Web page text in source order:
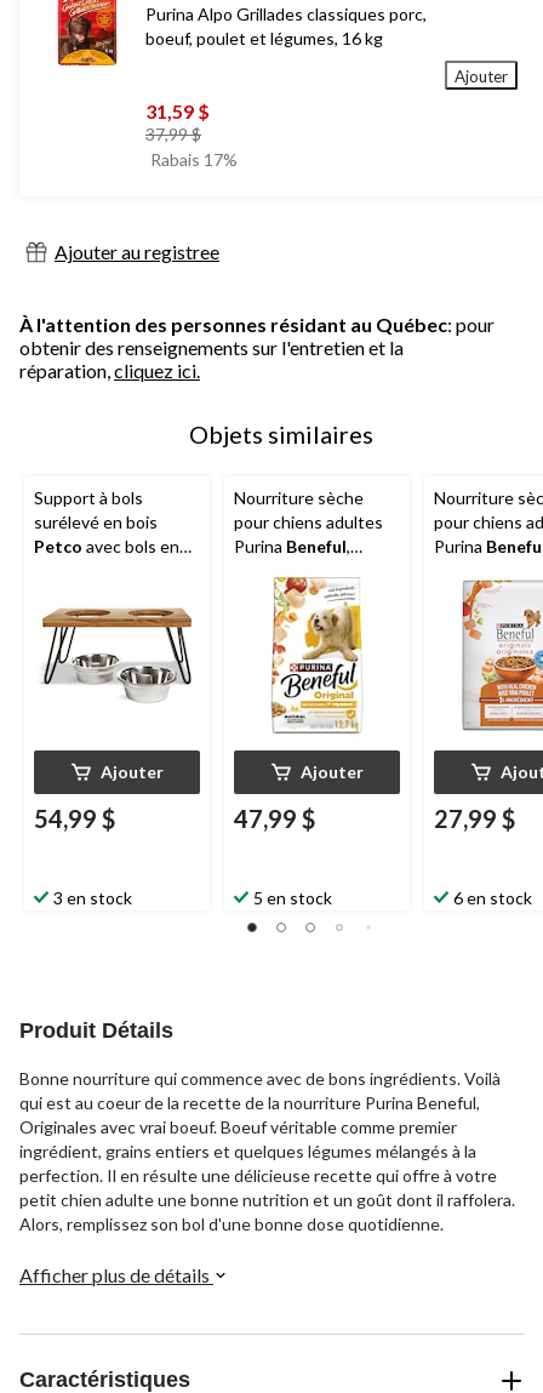
Purina Alpo Grillades classiques porc,
boeuf, poulet et légumes, 16 kg
31,59 $
37,99 $prix
était
Rabais 17%
Ajouter
Ajouter au registree
À l'attention des personnes résidant au Québec: pour
obtenir des renseignements sur l'entretien et la
réparation,cliquez ici.
Objets similaires
Support à bols
surélevé en bois
Petco avec bols en
Ajouter
54,99 $
3 en stock
Nourriture sèche
pour chiens adultes
Purina Beneful,
12,7 kg
Ajouter
47,99 $
5 en stock
Nourriture
pour chiens
Purina
27,99 $
6 en stock
Produit Détails
Bonne nourriture qui commence avec de bons ingrédients. Voilà
qui est au coeur de la recette de la nourriture Purina Beneful,
Originales avec vrai boeuf. Boeuf véritable comme premier
ingrédient, grains entiers et quelques légumes mélangés à la
perfection. Il en résulte une délicieuse recette qui offre à votre
petit chien adulte une bonne nutrition et un goût dont il raffolera.
Alors, remplissez son bol d'une bonne dose quotidienne.
Afficher plus de détails
Caractéristiques